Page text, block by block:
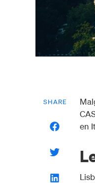
SHARE
en